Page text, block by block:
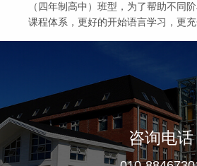
（四年制高中）班型，为了帮助不同
课程体系，更好的开始语言学习，更充
咨询电话